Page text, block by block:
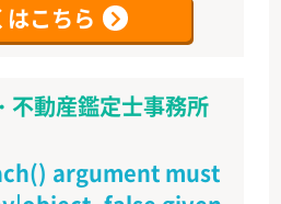
はこちら
不動産鑑定士事務所
argument must